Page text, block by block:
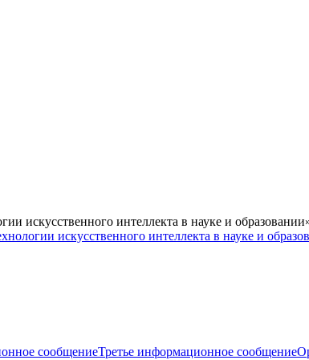
искусственного интеллекта в науке и
искусственного интеллекта в науке и
сообщениеТретье информационное сообщение